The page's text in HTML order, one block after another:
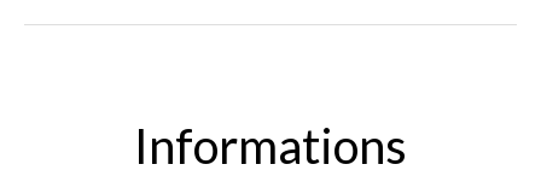
Informations